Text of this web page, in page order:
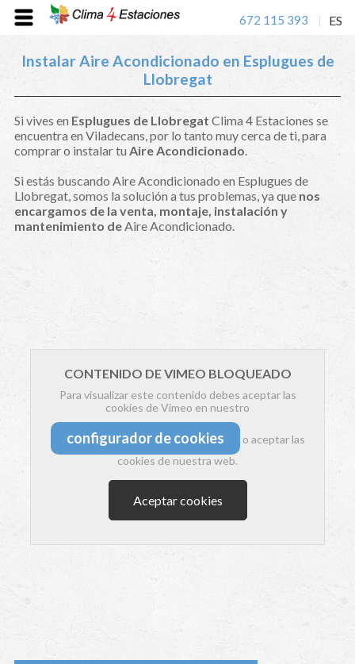
672 115 393 ES
Instalar Aire Acondicionado en Esplugues de
Llobregat
Si vives en Esplugues de Llobregat Clima 4 Estaciones se
encuentra en Viladecans, por lo tanto muy cerca de ti, para
comprar o instalar tuAire Acondicionado.
Si estás buscando Aire Acondicionado en Esplugues de
Llobregat, somos la solución a tus problemas, ya que nos
encargamos de la venta, montaje, instalación y
mantenimiento deAire Acondicionado.
CONTENIDO DE VIMEO BLOQUEADO
Para visualizar este contenido debes aceptar las
cookies de Vimeo en nuestro
configurador de cookies
o aceptar las
cookies de nuestra web.
Aceptar cookies